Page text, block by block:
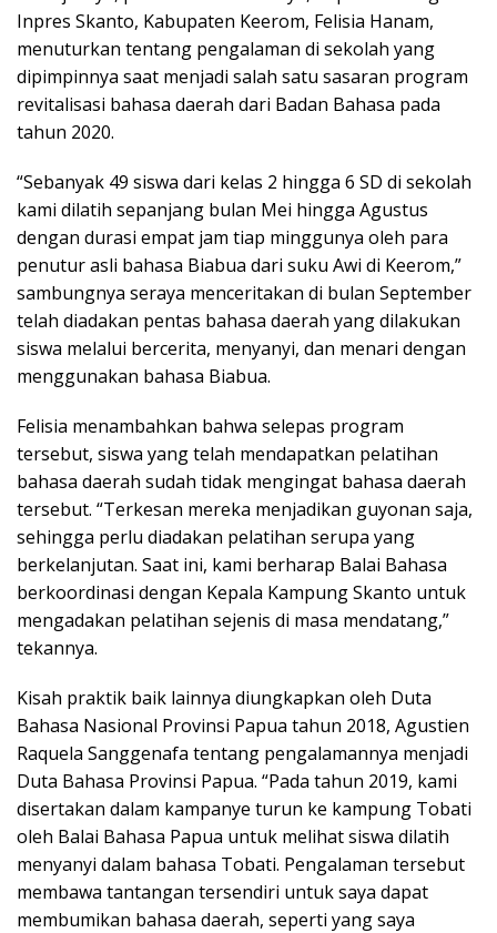
Inpres Skanto, Kabupaten Keerom, Felisia Hanam,
menuturkan tentang pengalaman di sekolah yang
dipimpinnya saat menjadi salah satu sasaran program
revitalisasi bahasa daerah dari Badan Bahasa pada
tahun 2020.
“Sebanyak 49 siswa dari kelas 2 hingga 6 SD di sekolah
kami dilatih sepanjang bulan Mei hingga Agustus
dengan durasi empat jam tiap minggunya oleh para
penutur asli bahasa Biabua dari suku Awi di Keerom,”
sambungnya seraya menceritakan di bulan September
telah diadakan pentas bahasa daerah yang dilakukan
siswa melalui bercerita, menyanyi, dan menari dengan
menggunakan bahasa Biabua.
Felisia menambahkan bahwa selepas program
tersebut, siswa yang telah mendapatkan pelatihan
bahasa daerah sudah tidak mengingat bahasa daerah
tersebut. “Terkesan mereka menjadikan guyonan saja,
sehingga perlu diadakan pelatihan serupa yang
berkelanjutan. Saat ini, kami berharap Balai Bahasa
berkoordinasi dengan Kepala Kampung Skanto untuk
mengadakan pelatihan sejenis di masa mendatang,”
tekannya.
Kisah praktik baik lainnya diungkapkan oleh Duta
Bahasa Nasional Provinsi Papua tahun 2018, Agustien
Raquela Sanggenafa tentang pengalamannya menjadi
Duta Bahasa Provinsi Papua. “Pada tahun 2019, kami
disertakan dalam kampanye turun ke kampung Tobati
oleh Balai Bahasa Papua untuk melihat siswa dilatih
menyanyi dalam bahasa Tobati. Pengalaman tersebut
membawa tantangan tersendiri untuk saya dapat
membumikan bahasa daerah, seperti yang saya